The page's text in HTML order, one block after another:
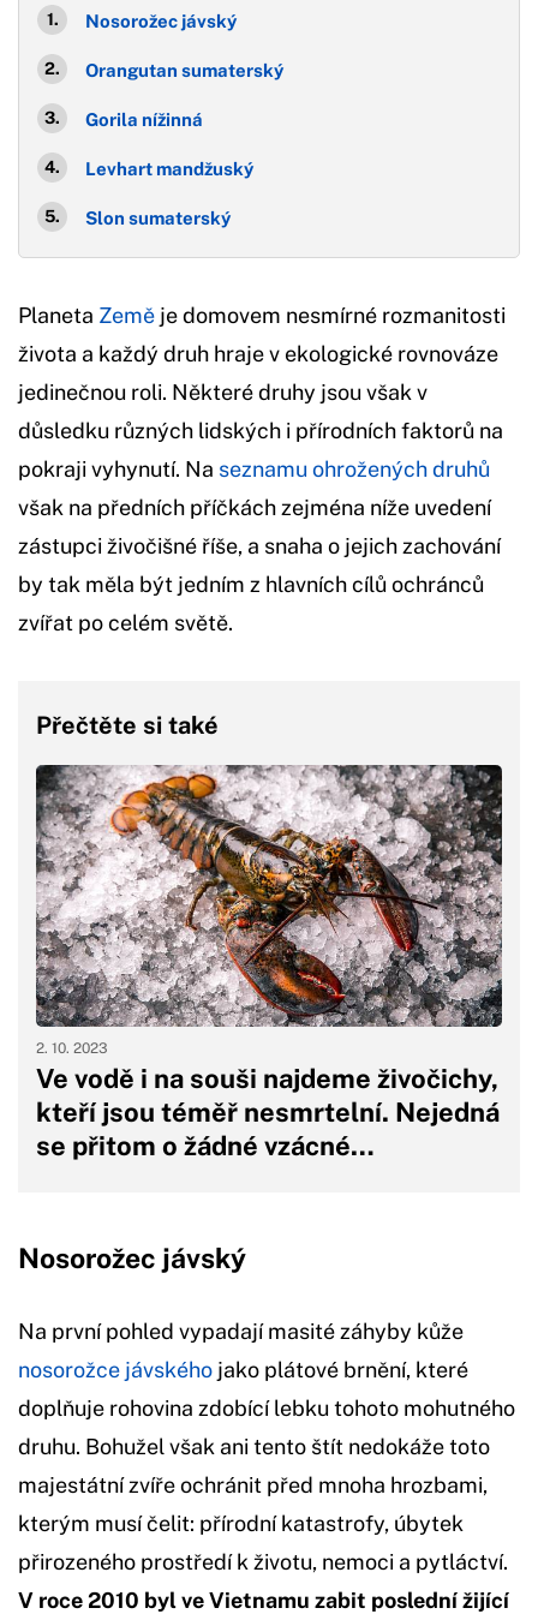
Nosorožec jávský
Orangutan sumaterský
Gorila nížinná
Levhart mandžuský
Slon sumaterský
Planeta Země je domovem nesmírné rozmanitosti
života a každý druh hraje v ekologické rovnováze
jedinečnou roli. Některé druhy jsou však v
důsledku různých lidských i přírodních faktorů na
pokraji vyhynutí. Na seznamu ohrožených druhů
však na předních příčkách zejména níže uvedení
zástupci živočišné říše, a snaha o jejich zachování
by tak měla být jedním z hlavních cílů ochránců
zvířat po celém světě.
Přečtěte si také
Ve vodě i na souši najdeme živočichy,
kteří jsou téměř nesmrtelní. Nejedná
se přitom o žádné vzácné…
2. 10. 2023
Nosorožec jávský
Na první pohled vypadají masité záhyby kůže
nosorožce jávského jako plátové brnění, které
doplňuje rohovina zdobící lebku tohoto mohutného
druhu. Bohužel však ani tento štít nedokáže toto
majestátní zvíře ochránit před mnoha hrozbami,
kterým musí čelit: přírodní katastrofy, úbytek
přirozeného prostředí k životu, nemoci a pytláctví.
V roce 2010 byl ve Vietnamu zabit poslední žijící